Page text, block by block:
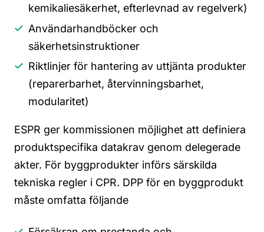
kemikaliesäkerhet, efterlevnad av regelverk)
Användarhandböcker och
säkerhetsinstruktioner
Riktlinjer för hantering av uttjänta produkter
(reparerbarhet, återvinningsbarhet,
modularitet)
ESPR ger kommissionen möjlighet att definiera
produktspecifika datakrav genom delegerade
akter. För byggprodukter införs särskilda
tekniska regler i CPR. DPP för en byggprodukt
måste omfatta följande